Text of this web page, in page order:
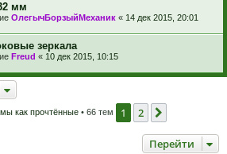
мм
ОлегычБорзыйМеханик « 14 дек 2015, 20:01
зеркала
Freud « 10 дек 2015, 10:15
как прочтённые• 66 тем 1 2
Перейти